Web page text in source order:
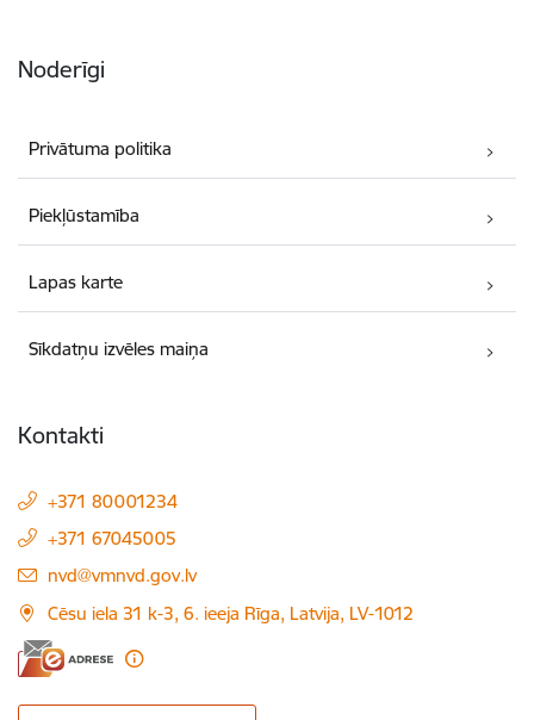
Noderīgi
Privātuma politika
Piekļūstamība
Lapas karte
Sīkdatņu izvēles maiņa
Kontakti
+371 80001234
+371 67045005
E-pasts:
nvd@vmnvd.gov.lv
Cēsu iela 31 k-3, 6. ieeja Rīga, Latvija, LV-1012